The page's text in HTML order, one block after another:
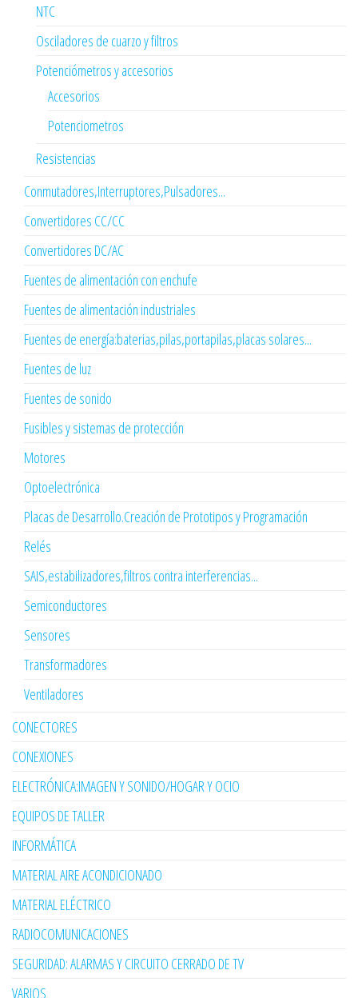
NTC
Osciladores de cuarzo y filtros
Potenciómetros y accesorios
Accesorios
Potenciometros
Resistencias
Conmutadores,Interruptores,Pulsadores...
Convertidores CC/CC
Convertidores DC/AC
Fuentes de alimentación con enchufe
Fuentes de alimentación industriales
Fuentes de energía:baterias,pilas,portapilas,placas solares...
Fuentes de luz
Fuentes de sonido
Fusibles y sistemas de protección
Motores
Optoelectrónica
Placas de Desarrollo.Creación de Prototipos y Programación
Relés
SAIS,estabilizadores,filtros contra interferencias...
Semiconductores
Sensores
Transformadores
Ventiladores
CONECTORES
CONEXIONES
ELECTRÓNICA:IMAGEN Y SONIDO/HOGAR Y OCIO
EQUIPOS DE TALLER
INFORMÁTICA
MATERIAL AIRE ACONDICIONADO
MATERIAL ELÉCTRICO
RADIOCOMUNICACIONES
SEGURIDAD: ALARMAS Y CIRCUITO CERRADO DE TV
VARIOS